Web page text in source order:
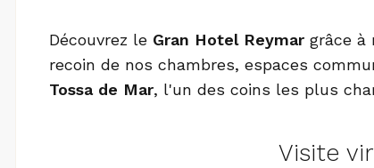
Découvrez le Gran Hotel Reymar grâce à
recoin de nos chambres, espaces
Tossa de Mar, l'un des coins les plus
Visite